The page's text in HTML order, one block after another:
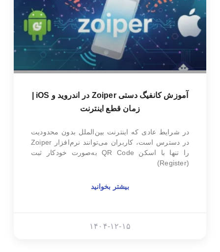
زمان قطع اینترنت
در شرایط عادی که اینترنت بین‌الملل بدون محدودیت
در دسترس است، کاربران می‌توانند نرم‌افزار Zoiper
را تنها با اسکن QR Code به‌صورت خودکار ثبت
(Register)
بیشتر بخوانید
۱۴۰۴-۱۲-۱۵